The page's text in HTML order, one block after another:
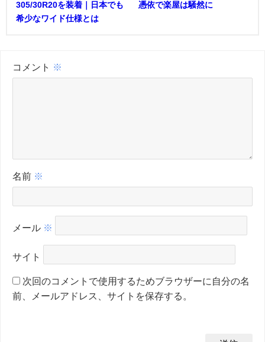
305/30R20を装着｜日本でも
希少なワイド仕様とは
憑依で楽屋は騒然に
コメント ※
名前 ※
メール ※
サイト
次回のコメントで使用するためブラウザーに自分の名
前、メールアドレス、サイトを保存する。